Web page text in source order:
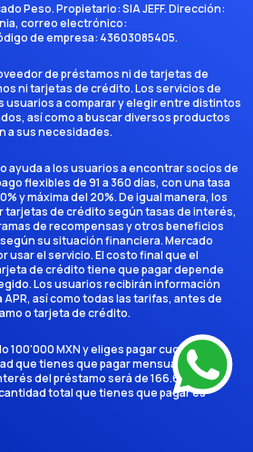
Peso. Propietario:SIA JEFF. Dirección:
, correo electrónico:
de empresa: 43603085405.
de préstamos ni de tarjetas de
ni tarjetas de crédito. Los servicios de
usuarios a comparar y elegir entre distintos
así como a buscar diversos productos
a sus necesidades.
ayuda a los usuarios a encontrar socios de
flexibles de 91 a 360 días, con una tasa
y máxima del 20%. De igual manera, los
tarjetas de crédito según tasas de interés,
de recompensas y otros beneficios
su situación financiera. Mercado
usar el servicio. El costo final que el
de crédito tiene que pagar depende
Los usuarios recibirán información
así como todas las tarifas, antes de
o tarjeta de crédito.
100'000 MXN y eliges pagar cuotas en 6
que tienes que pagar mensualmente es
del préstamo será de 166.666,7
total que tienes que pagar es